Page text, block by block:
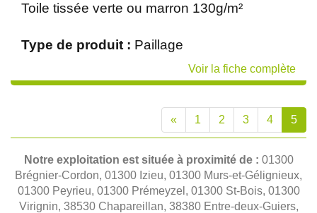
Toile tissée verte ou marron 130g/m²
Type de produit : Paillage
Voir la fiche complète
« 1 2 3 4 5
Notre exploitation est située à proximité de : 01300
Brégnier-Cordon, 01300 Izieu, 01300 Murs-et-Gélignieux,
01300 Peyrieu, 01300 Prémeyzel, 01300 St-Bois, 01300
Virignin, 38530 Chapareillan, 38380 Entre-deux-Guiers,